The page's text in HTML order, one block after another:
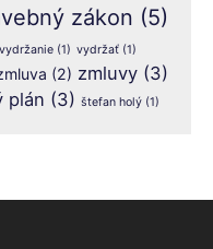
zákon (5)
vydržanie (1) vydržať (1)
(2) zmluvy (3)
plán (3) štefan holý (1)